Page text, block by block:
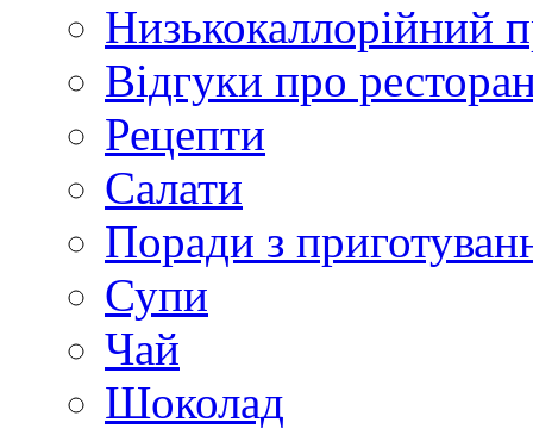
Низькокаллорійний
Відгуки про
Рецепти
Салати
Поради з
Супи
Чай
Шоколад